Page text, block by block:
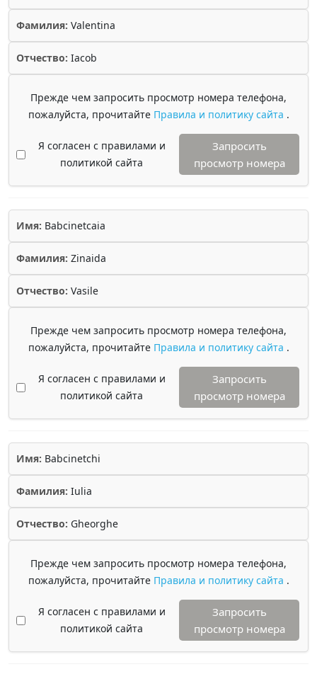
Фамилия: Valentina
Отчество: Iacob
Прежде чем запросить просмотр номера телефона,
пожалуйста, прочитайте Правила и политику сайта .
Я согласен с правилами и
политикой сайта
Запросить
просмотр номера
Имя: Babcinetcaia
Фамилия: Zinaida
Отчество: Vasile
Прежде чем запросить просмотр номера телефона,
пожалуйста, прочитайте Правила и политику сайта .
Я согласен с правилами и
политикой сайта
Запросить
просмотр номера
Имя: Babcinetchi
Фамилия: Iulia
Отчество: Gheorghe
Прежде чем запросить просмотр номера телефона,
пожалуйста, прочитайте Правила и политику сайта .
Я согласен с правилами и
политикой сайта
Запросить
просмотр номера